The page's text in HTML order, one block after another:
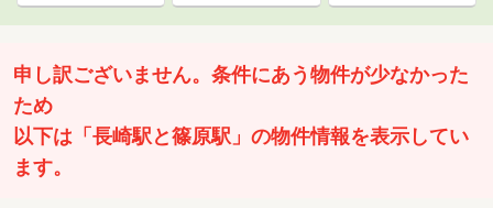
申し訳ございません。条件にあう物件が少なかった
ため
以下は「長崎駅と篠原駅」の物件情報を表示してい
ます。